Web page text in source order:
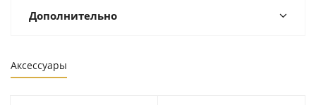
Дополнительно
Аксессуары